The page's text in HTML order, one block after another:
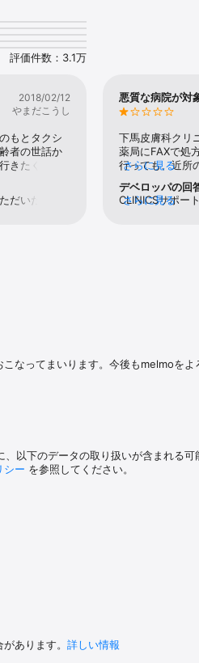
す。
きます。
悪い時でも受診しやすいです。
評価件数：3.1万
2018/02/12
やまだこうし
もとタクシ
者の世話か
きたく無い
の向上に期
だいたよう
悪質な病院が対
下馬皮膚科クリ
薬局にFAXで処
行っても、近所
間内のはずなの
かけ、ようやく
ないので、症
院は、オンラ
代を追加でと
ないと思ってお
診料も処方箋代
さらに見る
デベロッパの回
CLINICSサポー
さらに見る
なってまいります。今後もmelmoをよ
、以下のデータの取り扱いが含まれる可
シー を参照してください。
あります。 詳しい情報